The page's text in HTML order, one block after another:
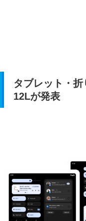
タブレット・
12Lが発表